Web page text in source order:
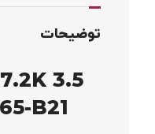
توضیحات
3.5
B21